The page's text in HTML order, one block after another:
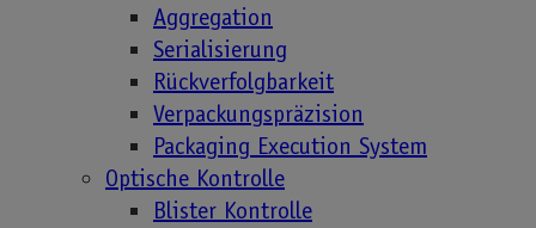
Aggregation
Serialisierung
Rückverfolgbarkeit
Verpackungspräzision
Packaging Execution System
Optische Kontrolle
Blister Kontrolle
Fallstudien
Fälschungen
Kundenbindung
Lieferkette
Markenschutz
NA